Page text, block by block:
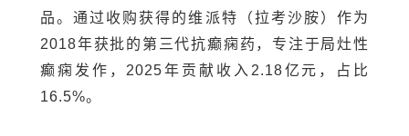
品。通过收购获得的维派特（拉考沙胺）作为
2018年获批的第三代抗癫痫药，专注于局灶性
癫痫发作，2025年贡献收入2.18亿元，占比
16.5%。